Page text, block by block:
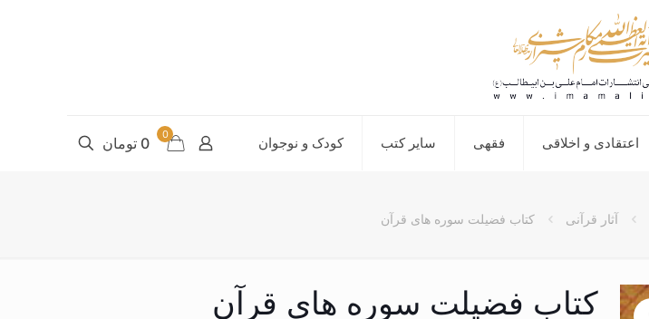
اعتقادی و اخلاقی فقهی سایر کتب کودک و نوجوان 0 0 تومان
آثار قرآنی کتاب فضیلت سوره های قرآن
کتاب فضیلت سوره های قرآن